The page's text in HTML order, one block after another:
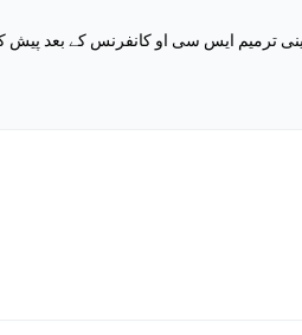
ترمیم ایس سی او کانفرنس کے بعد پیش